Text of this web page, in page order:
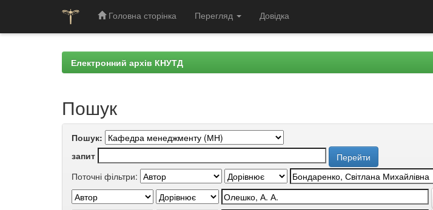
Головна сторінка Перегляд Довідка
Електронний архів КНУТД
Пошук
Пошук:
запит
Поточні фільтри: